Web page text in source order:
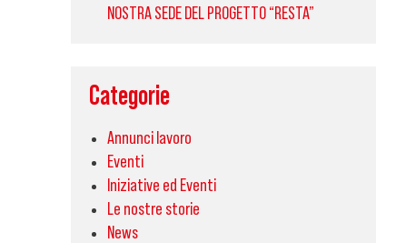
NOSTRA SEDE DEL PROGETTO “RESTA”
Categorie
Annunci lavoro
Eventi
Iniziative ed Eventi
Le nostre storie
News